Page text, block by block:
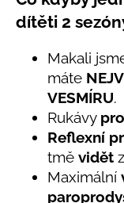
produktu
je
hvězdiček.
dítěti 2
Makali
máte
VESMÍRU.
Rukávy
Reflexní
tmě vidět
Maximální
u
BAMBUSOVÉ
TRIKO
NÁMOŘNICKÉ
PRUHY